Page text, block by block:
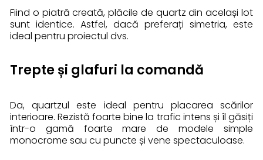
Fiind o piatră creată, plăcile de quartz din același lot
sunt identice. Astfel, dacă preferați simetria, este
ideal pentru proiectul dvs.
Trepte și glafuri la comandă
Da, quartzul este ideal pentru placarea scărilor
interioare. Rezistă foarte bine la trafic intens și îl găsiți
într-o gamă foarte mare de modele simple
monocrome sau cu puncte și vene spectaculoase.